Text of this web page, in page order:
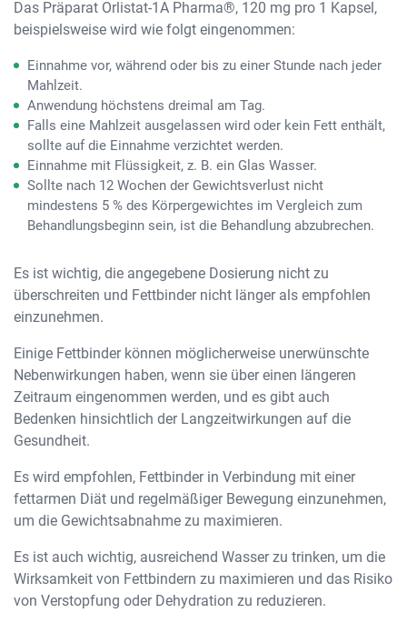
Das Präparat Orlistat-1A Pharma®, 120 mg pro 1 Kapsel,
beispielsweise wird wie folgt eingenommen:
Einnahme vor, während oder bis zu einer Stunde nach jeder
Mahlzeit.
Anwendung höchstens dreimal am Tag.
Falls eine Mahlzeit ausgelassen wird oder kein Fett enthält,
sollte auf die Einnahme verzichtet werden.
Einnahme mit Flüssigkeit, z. B. ein Glas Wasser.
Sollte nach 12 Wochen der Gewichtsverlust nicht
mindestens 5 % des Körpergewichtes im Vergleich zum
Behandlungsbeginn sein, ist die Behandlung abzubrechen.
Es ist wichtig, die angegebene Dosierung nicht zu
überschreiten und Fettbinder nicht länger als empfohlen
einzunehmen.
Einige Fettbinder können möglicherweise unerwünschte
Nebenwirkungen haben, wenn sie über einen längeren
Zeitraum eingenommen werden, und es gibt auch
Bedenken hinsichtlich der Langzeitwirkungen auf die
Gesundheit.
Es wird empfohlen, Fettbinder in Verbindung mit einer
fettarmen Diät und regelmäßiger Bewegung einzunehmen,
um die Gewichtsabnahme zu maximieren.
Es ist auch wichtig, ausreichend Wasser zu trinken, um die
Wirksamkeit von Fettbindern zu maximieren und das Risiko
von Verstopfung oder Dehydration zu reduzieren.